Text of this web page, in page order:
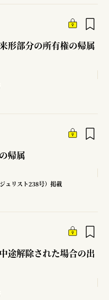
部分の所有権の帰属
帰属
ュリスト238号）掲載
途解除された場合の出